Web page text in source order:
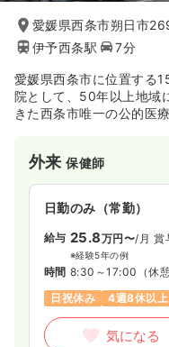
愛媛県西条市朔日市
伊予西条駅
7分
愛媛県西条市に位置する
院として、50年以上地域
きた西条市唯一の公的医
外来保健師
日勤のみ（常勤）
給与 25.8万円〜/月 賞
※経験5年の例
時間 8:30～17:00 （休
日祝休み
4週8休以上
気になる